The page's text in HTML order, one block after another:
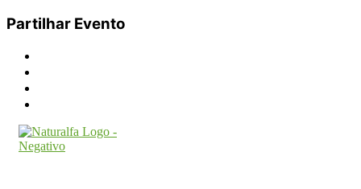
Partilhar Evento